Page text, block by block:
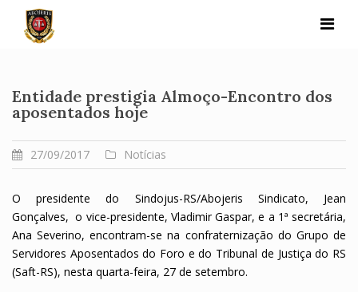
content
Entidade prestigia Almoço-Encontro dos
aposentados hoje
27/09/2017 Notícias
O presidente do Sindojus-RS/Abojeris Sindicato, Jean
Gonçalves, o vice-presidente, Vladimir Gaspar, e a 1ª secretária,
Ana Severino, encontram-se na confraternização do Grupo de
Servidores Aposentados do Foro e do Tribunal de Justiça do RS
(Saft-RS), nesta quarta-feira, 27 de setembro.